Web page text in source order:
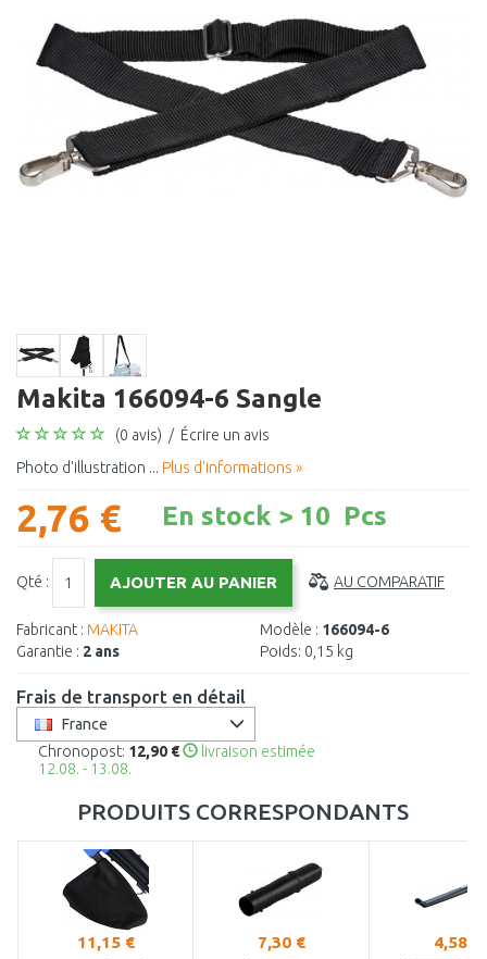
Makita 166094-6 Sangle
(0 avis) / Écrire un avis
Photo d'illustration ... Plus d'informations »
2,76 € En stock > 10 Pcs
Qté : AU COMPARATIF
Fabricant : MAKITA
Garantie : 2 ans
Modèle : 166094-6
Poids: 0,15 kg
Frais de transport en détail
France
Chronopost: 12,90 €
livraison estimée
12.08. - 13.08.
PRODUITS CORRESPONDANTS
11,15 € 7,30 € 4,58 €